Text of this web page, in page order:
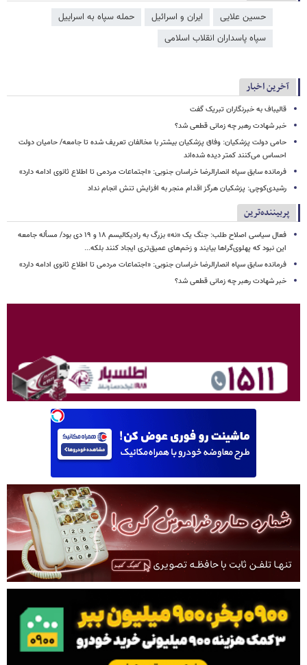
حسین علایی ایران و اسرائیل
حمله سپاه به اسراییل
سپاه پاسداران انقلاب اسلامی
آخرین اخبار
قالیباف به خبرنگاران تبریک گفت
خبر شهادت رهبر چه زمانی قطعی شد؟
حامی دولت پزشکیان: وفاق پزشکیان بیشتر با مخالفان تعریف شده تا جامعه/ حامیان دولت
احساس می‌کنند کمتر دیده شده‌اند
فرمانده سابق سپاه انصارالرضا خراسان جنوبی: «اجتماعات مردمی تا اطلاع ثانوی ادامه دارد»
رشیدی‌کوچی: پزشکیان هرگز اقدام منجر به افزایش تنش انجام نداد
پربیننده‌ترین
فعال سیاسی اصلاح طلب: جنگ یک «نه» بزرگ به رادیکالیسم ۱۸ و ۱۹ دی بود/ مسأله جامعه
این نبود که پهلوی‌گراها بیایند و زخم‌های عمیق‌تری ایجاد کنند بلکه...
فرمانده سابق سپاه انصارالرضا خراسان جنوبی: «اجتماعات مردمی تا اطلاع ثانوی ادامه دارد»
خبر شهادت رهبر چه زمانی قطعی شد؟